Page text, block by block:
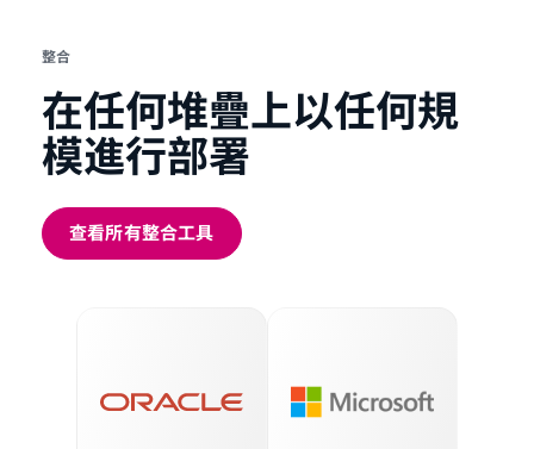
整合
在任何堆疊上以任何規
模進行部署
查看所有整合工具